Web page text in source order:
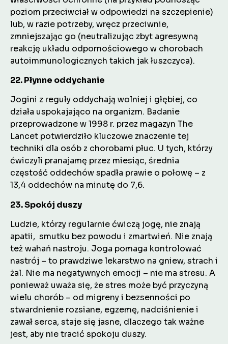
poziom przeciwciał w odpowiedzi na szczepienie)
lub, w razie potrzeby, wręcz przeciwnie,
zmniejszając go (neutralizując zbyt agresywną
reakcję układu odpornościowego w chorobach
autoimmunologicznych takich jak łuszczyca).
22. Płynne oddychanie
Jogini z reguły oddychają wolniej i głębiej, co
działa uspokajająco na organizm. Badanie
przeprowadzone w 1998 r. przez magazyn The
Lancet potwierdziło kluczowe znaczenie tej
techniki dla osób z chorobami płuc. U tych, którzy
ćwiczyli pranajamę przez miesiąc, średnia
częstość oddechów spadła prawie o połowę – z
13,4 oddechów na minutę do 7,6.
23. Spokój duszy
Ludzie, którzy regularnie ćwiczą jogę, nie znają
apatii, smutku bez powodu i zmartwień. Nie znają
też wahań nastroju. Joga pomaga kontrolować
nastrój – to prawdziwe lekarstwo na gniew, strach i
żal. Nie ma negatywnych emocji – nie ma stresu. A
ponieważ uważa się, że stres może być przyczyną
wielu chorób – od migreny i bezsenności po
stwardnienie rozsiane, egzemę, nadciśnienie i
zawał serca, staje się jasne, dlaczego tak ważne
jest, aby nie tracić spokoju duszy.